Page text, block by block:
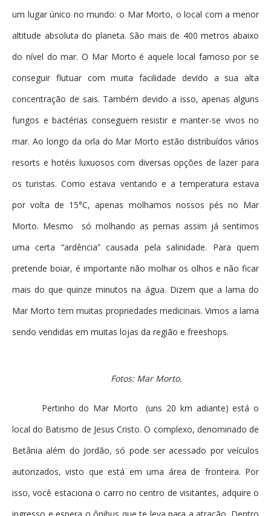
um lugar único no mundo: o Mar Morto, o local com a menor
altitude absoluta do planeta. São mais de 400 metros abaixo
do nível do mar. O Mar Morto é aquele local famoso por se
conseguir flutuar com muita facilidade devido a sua alta
concentração de sais. Também devido a isso, apenas alguns
fungos e bactérias conseguem resistir e manter-se vivos no
mar. Ao longo da orla do Mar Morto estão distribuídos vários
resorts e hotéis luxuosos com diversas opções de lazer para
os turistas. Como estava ventando e a temperatura estava
por volta de 15°C, apenas molhamos nossos pés no Mar
Morto. Mesmo só molhando as pernas assim já sentimos
uma certa “ardência” causada pela salinidade. Para quem
pretende boiar, é importante não molhar os olhos e não ficar
mais do que quinze minutos na água. Dizem que a lama do
Mar Morto tem muitas propriedades medicinais. Vimos a lama
sendo vendidas em muitas lojas da região e freeshops.
Fotos: Mar Morto.
Pertinho do Mar Morto (uns 20 km adiante) está o
local do Batismo de Jesus Cristo. O complexo, denominado de
Betânia além do Jordão, só pode ser acessado por veículos
autorizados, visto que está em uma área de fronteira. Por
isso, você estaciona o carro no centro de visitantes, adquire o